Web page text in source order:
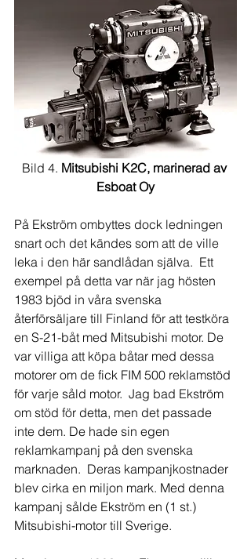
Bild 4. Mitsubishi K2C, marinerad av
Esboat Oy
På Ekström ombyttes dock ledningen
snart och det kändes som att de ville
leka i den här sandlådan själva.  Ett
exempel på detta var när jag hösten
1983 bjöd in våra svenska
återförsäljare till Finland för att testköra
en S-21-båt med Mitsubishi motor. De
var villiga att köpa båtar med dessa
motorer om de fick FIM 500 reklamstöd
för varje såld motor.  Jag bad Ekström
om stöd för detta, men det passade
inte dem. De hade sin egen
reklamkampanj på den svenska
marknaden.  Deras kampanjkostnader
blev cirka en miljon mark. Med denna
kampanj sålde Ekström en (1 st.)
Mitsubishi-motor till Sverige.